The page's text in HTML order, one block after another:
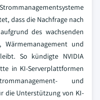
dass die Nachfrage nach
des wachsenden
Wärmemanagement und
So kündigte NVIDIA
in KI-Serverplattformen
und
die Unterstützung von KI-